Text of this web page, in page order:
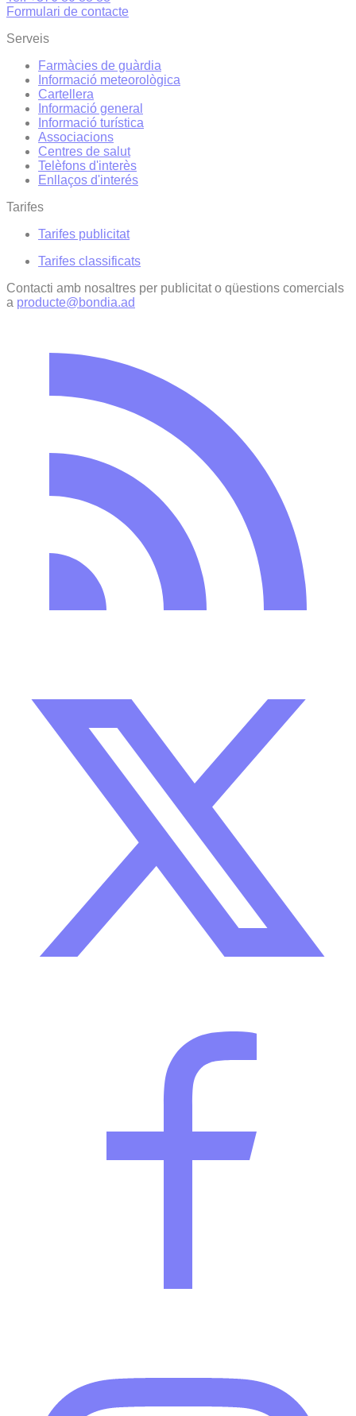
Formulari de contacte
Serveis
Farmàcies de guàrdia
Informació meteorològica
Cartellera
Informació general
Informació turística
Associacions
Centres de salut
Telèfons d'interès
Enllaços d'interés
Tarifes
Tarifes publicitat
Tarifes classificats
Contacti amb nosaltres per publicitat o qüestions comercials
a producte@bondia.ad